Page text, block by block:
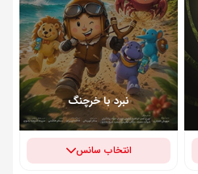
نبرد با خرچنگ
انتخاب سانس